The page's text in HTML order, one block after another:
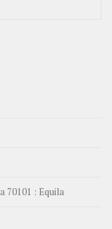
70101 : Equila